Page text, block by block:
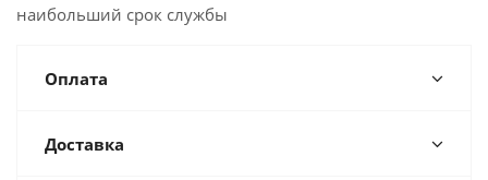
наибольший срок службы
Оплата
Доставка